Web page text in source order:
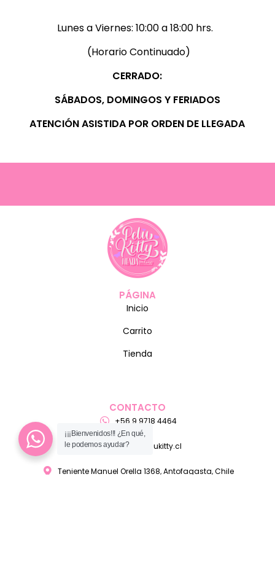
Lunes a Viernes: 10:00 a 18:00 hrs.
(Horario Continuado)
CERRADO:
SÁBADOS, DOMINGOS Y FERIADOS
ATENCIÓN ASISTIDA POR ORDEN DE LLEGADA
PÁGINA
Inicio
Carrito
Tienda
CONTACTO
+56 9 9718 4464
ventas@pelukitty.cl
Teniente Manuel Orella 1368, Antofagasta, Chile
¡¡¡Bienvenidos!!! ¿En qué,
le podemos ayudar?